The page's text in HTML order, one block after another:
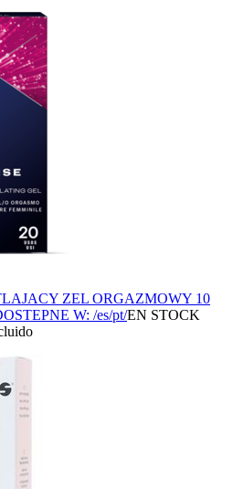
ZEL ORGAZMOWY 10
W: /es/pt/EN STOCK